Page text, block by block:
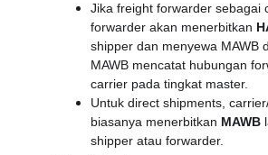
Jika freight forwarder sebagai
forwarder akan menerbitkan
shipper dan menyewa MAWB
MAWB mencatat hubungan
carrier pada tingkat master.
Untuk direct shipments,
biasanya menerbitkan MAWB
shipper atau forwarder.